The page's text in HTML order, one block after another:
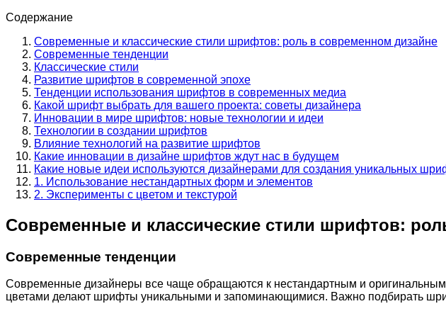
Содержание
Современные и классические стили шрифтов: роль в современном дизайне
Современные тенденции
Классические стили
Развитие шрифтов в современной эпохе
Тенденции использования шрифтов в современных медиа
Какой шрифт выбрать для вашего проекта: советы дизайнера
Инновации в мире шрифтов: новые технологии и идеи
Технологии в создании шрифтов
Влияние технологий на развитие шрифтов
Какие инновации в дизайне шрифтов ждут нас в будущем
Какие новые идеи используются дизайнерами для создания уникальных
1. Использование нестандартных форм и элементов
2. Эксперименты с цветом и текстурой
Современные и классические стили шрифтов:
Современные тенденции
Современные дизайнеры все чаще обращаются к нестандартным и
цветами делают шрифты уникальными и запоминающимися. Важно подбирать